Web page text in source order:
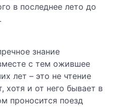
в последнее лето до
знание
с тем ожившее
лет – это не чтение
хотя и от него бывает в
проносится поезд